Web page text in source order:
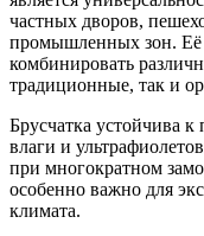
частных дворов,
промышленных зон. Её
комбинировать
традиционные, так и
Брусчатка устойчива
влаги и
при многократном
особенно важно для
климата.